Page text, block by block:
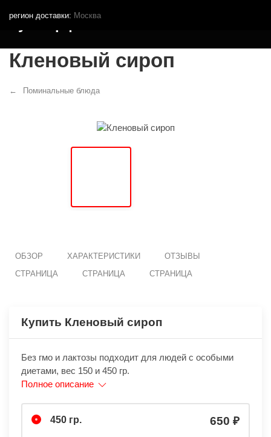
регион доставки: Москва
Кутья.рф
Кленовый сироп
Поминальные блюда
ОБЗОР ХАРАКТЕРИСТИКИ
ОТЗЫВЫ
СТРАНИЦА
СТРАНИЦА СТРАНИЦА
Купить Кленовый сироп
Без гмо и лактозы подходит для людей с особыми
диетами, вес 150 и 450 гр.
Полное описание
450 гр. 650